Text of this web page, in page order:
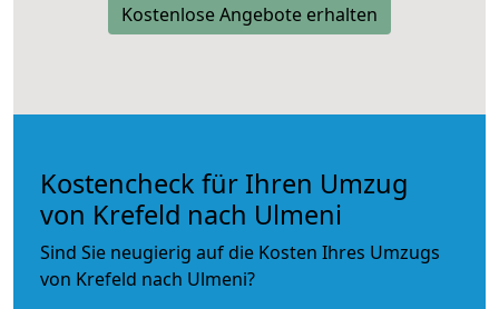
Kostenlose Angebote erhalten
Kostencheck für Ihren Umzug
von Krefeld nach Ulmeni
Sind Sie neugierig auf die Kosten Ihres Umzugs
von Krefeld nach Ulmeni?